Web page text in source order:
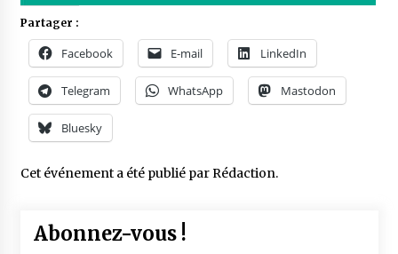
Partager :
Facebook E-mail LinkedIn
Telegram WhatsApp Mastodon
Bluesky
Cet événement a été publié parRédaction.
Abonnez-vous !